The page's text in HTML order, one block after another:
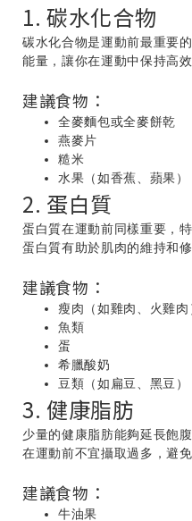
1. 碳水化合物
碳水化合物是運動前最重要
能量，讓你在運動中保持高效
建議食物：
全麥麵包或全麥餅乾
燕麥片
糙米
水果（如香蕉、蘋果）
2. 蛋白質
蛋白質在運動前同樣重要，
蛋白質有助於肌肉的維持和修
建議食物：
瘦肉（如雞肉、火雞肉
魚類
蛋
希臘酸奶
豆類（如扁豆、黑豆）
3. 健康脂肪
少量的健康脂肪能夠延長飽
在運動前不宜攝取過多，避免
建議食物：
牛油果